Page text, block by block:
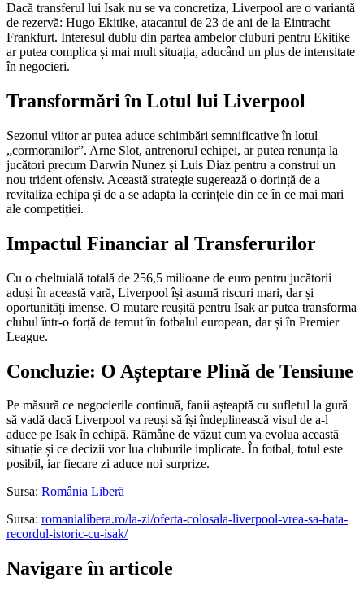
Dacă transferul lui Isak nu se va concretiza, Liverpool are o variantă
de rezervă: Hugo Ekitike, atacantul de 23 de ani de la Eintracht
Frankfurt. Interesul dublu din partea ambelor cluburi pentru Ekitike
ar putea complica și mai mult situația, aducând un plus de intensitate
în negocieri.
Transformări în Lotul lui Liverpool
Sezonul viitor ar putea aduce schimbări semnificative în lotul
„cormoranilor”. Arne Slot, antrenorul echipei, ar putea renunța la
jucători precum Darwin Nunez și Luis Diaz pentru a construi un
nou trident ofensiv. Această strategie sugerează o dorință de a
revitaliza echipa și de a se adapta la cerințele din ce în ce mai mari
ale competiției.
Impactul Financiar al Transferurilor
Cu o cheltuială totală de 256,5 milioane de euro pentru jucătorii
aduși în această vară, Liverpool își asumă riscuri mari, dar și
oportunități imense. O mutare reușită pentru Isak ar putea transforma
clubul într-o forță de temut în fotbalul european, dar și în Premier
League.
Concluzie: O Așteptare Plină de Tensiune
Pe măsură ce negocierile continuă, fanii așteaptă cu sufletul la gură
să vadă dacă Liverpool va reuși să își îndeplinească visul de a-l
aduce pe Isak în echipă. Rămâne de văzut cum va evolua această
situație și ce decizii vor lua cluburile implicate. În fotbal, totul este
posibil, iar fiecare zi aduce noi surprize.
Sursa: România Liberă
Sursa: romanialibera.ro/la-zi/oferta-colosala-liverpool-vrea-sa-bata-
recordul-istoric-cu-isak/
Navigare în articole